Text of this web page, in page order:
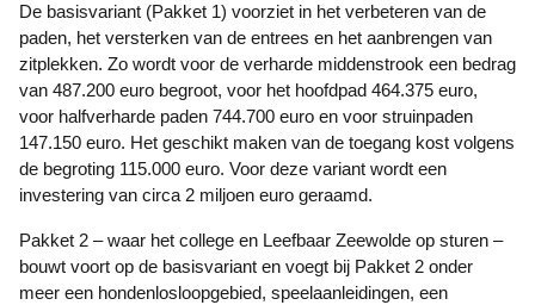
De basisvariant (Pakket 1) voorziet in het verbeteren van de
paden, het versterken van de entrees en het aanbrengen van
zitplekken. Zo wordt voor de verharde middenstrook een bedrag
van 487.200 euro begroot, voor het hoofdpad 464.375 euro,
voor halfverharde paden 744.700 euro en voor struinpaden
147.150 euro. Het geschikt maken van de toegang kost volgens
de begroting 115.000 euro. Voor deze variant wordt een
investering van circa 2 miljoen euro geraamd.
Pakket 2 – waar het college en Leefbaar Zeewolde op sturen –
bouwt voort op de basisvariant en voegt bij Pakket 2 onder
meer een hondenlosloopgebied, speelaanleidingen, een